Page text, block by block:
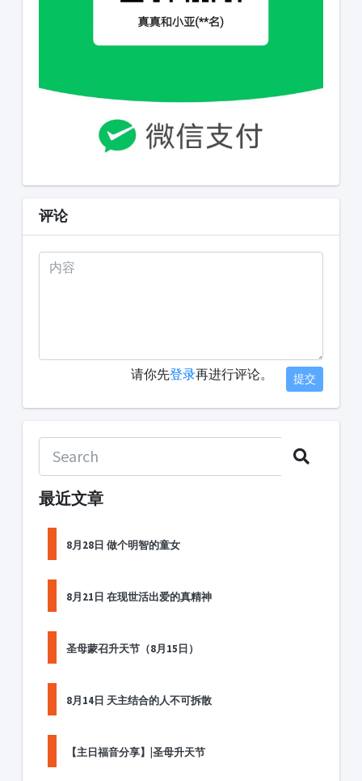
评论
请你先登录再进行评论。 提交
最近文章
8月28日 做个明智的童女
8月21日 在现世活出爱的真精神
圣母蒙召升天节（8月15日）
8月14日 天主结合的人不可拆散
【主日福音分享】|圣母升天节